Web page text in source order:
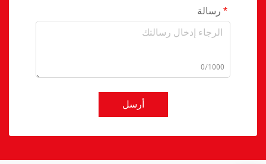
رسالة
0/1000
أرسل